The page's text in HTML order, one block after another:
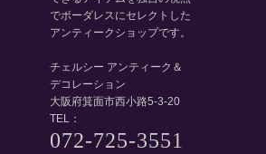
でボーダレスにセレクトした
アンティークショップです。
チェルシー アンティーク＆
デコレーション
大阪府箕面市西小路5-3-20
TEL：
072-725-3551